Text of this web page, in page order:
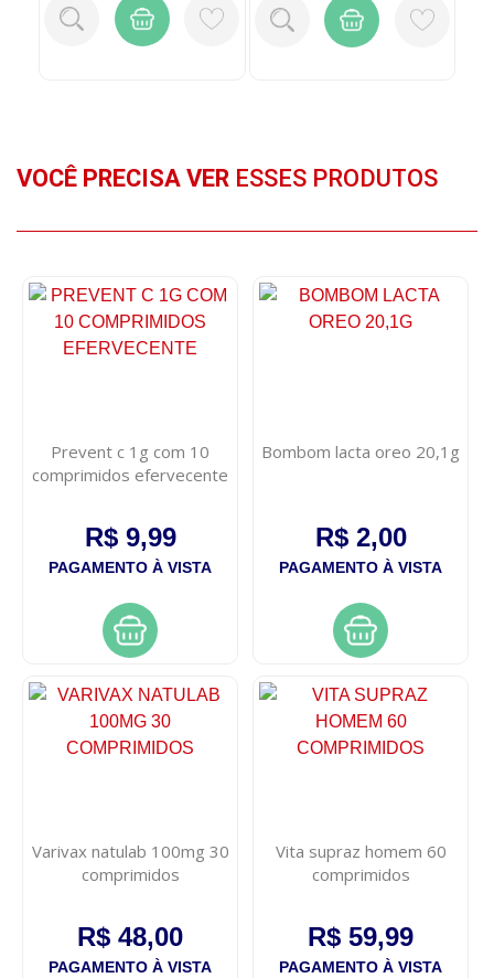
VOCÊ PRECISA VER ESSES PRODUTOS
Prevent c 1g com 10
comprimidos efervecente
R$ 9,99
PAGAMENTO À VISTA
Bombom lacta oreo 20,1g
R$ 2,00
PAGAMENTO À VISTA
Varivax natulab 100mg 30
comprimidos
R$ 48,00
PAGAMENTO À VISTA
Vita supraz homem 60
comprimidos
R$ 59,99
PAGAMENTO À VISTA